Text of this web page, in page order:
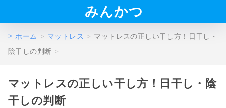
みんかつ
ホーム マットレス
マットレスの正しい干し方！日干し・
陰干しの判断
マットレスの正しい干し方！日干し・陰
干しの判断